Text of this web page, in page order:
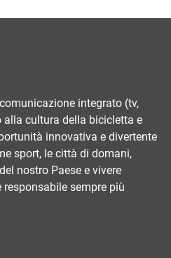
integrato (tv,
cultura della bicicletta e
innovativa e divertente
sport, le città di domani,
nostro Paese e vivere
responsabile sempre più